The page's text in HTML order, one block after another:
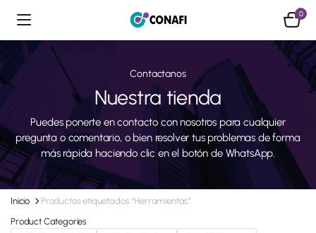
0
Contactanos
Nuestra tienda
Puedes ponerte en contacto con nosotros para cualquier
pregunta o comentario, o bien resolver tus problemas de forma
más rápida haciendo clic en el botón de WhatsApp.
Inicio
Productos etiquetados “Herramientas”
Product Categories